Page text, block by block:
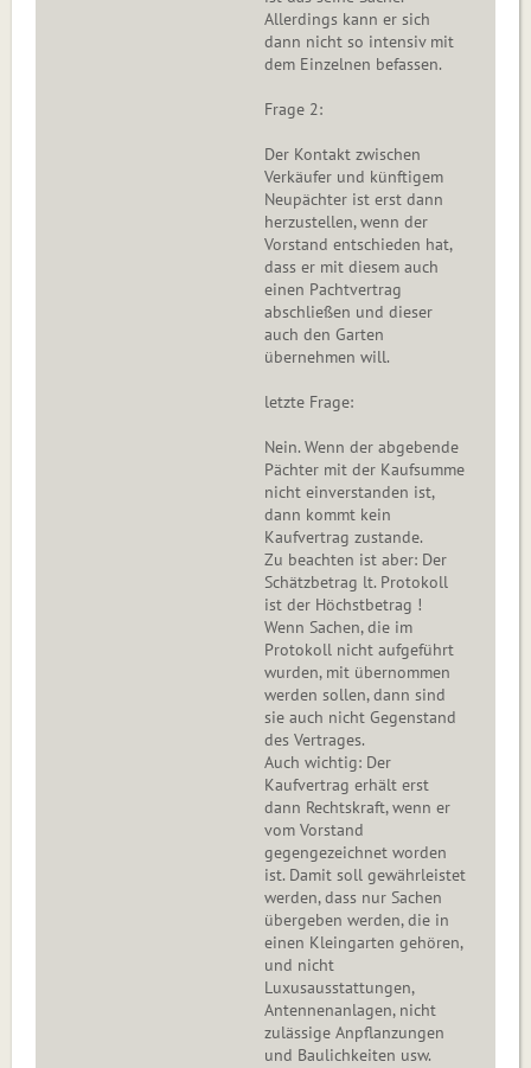
Allerdings kann er sich
dann nicht so intensiv mit
dem Einzelnen befassen.
Frage 2:
Der Kontakt zwischen
Verkäufer und künftigem
Neupächter ist erst dann
herzustellen, wenn der
Vorstand entschieden hat,
dass er mit diesem auch
einen Pachtvertrag
abschließen und dieser
auch den Garten
übernehmen will.
letzte Frage:
Nein. Wenn der abgebende
Pächter mit der Kaufsumme
nicht einverstanden ist,
dann kommt kein
Kaufvertrag zustande.
Zu beachten ist aber: Der
Schätzbetrag lt. Protokoll
ist der Höchstbetrag !
Wenn Sachen, die im
Protokoll nicht aufgeführt
wurden, mit übernommen
werden sollen, dann sind
sie auch nicht Gegenstand
des Vertrages.
Auch wichtig: Der
Kaufvertrag erhält erst
dann Rechtskraft, wenn er
vom Vorstand
gegengezeichnet worden
ist. Damit soll gewährleistet
werden, dass nur Sachen
übergeben werden, die in
einen Kleingarten gehören,
und nicht
Luxusausstattungen,
Antennenanlagen, nicht
zulässige Anpflanzungen
und Baulichkeiten usw.